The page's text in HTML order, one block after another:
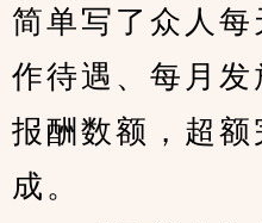
简单写了众人
作待遇、每月发
报酬数额，超
成。